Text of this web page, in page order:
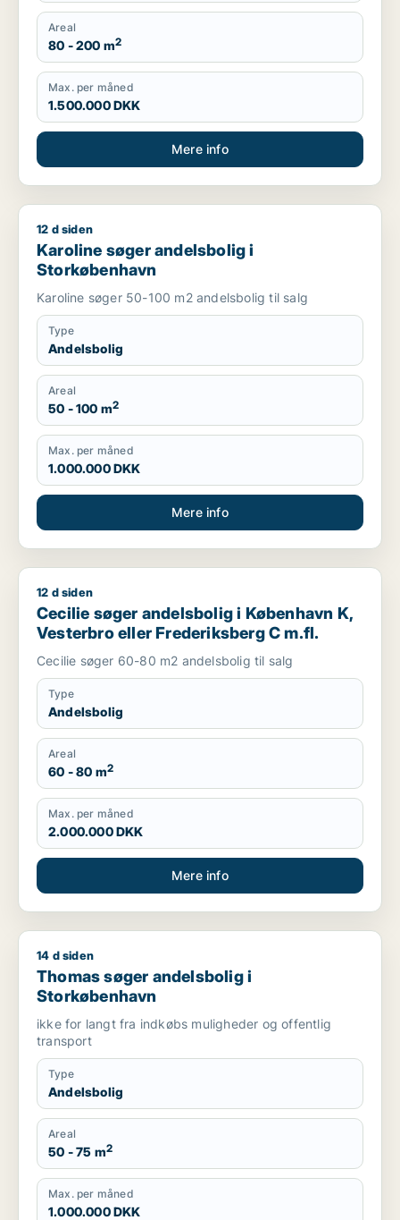
Areal
80 - 200 m2
Max. per måned
1.500.000 DKK
Mere info
Karoline søger andelsbolig i Storkøbenhavn
12 d siden
Karoline søger andelsbolig i
Storkøbenhavn
Karoline søger 50-100 m2 andelsbolig til salg
Type
Andelsbolig
Areal
50 - 100 m2
Max. per måned
1.000.000 DKK
Mere info
Cecilie søger andelsbolig i København K, Vesterbro eller
12 d siden
Cecilie søger andelsbolig i København K,
Vesterbro eller Frederiksberg C m.fl.
Cecilie søger 60-80 m2 andelsbolig til salg
Type
Andelsbolig
Areal
60 - 80 m2
Max. per måned
2.000.000 DKK
Mere info
Thomas søger andelsbolig i Storkøbenhavn
14 d siden
Thomas søger andelsbolig i
Storkøbenhavn
ikke for langt fra indkøbs muligheder og offentlig
transport
Type
Andelsbolig
Areal
50 - 75 m2
Max. per måned
1.000.000 DKK